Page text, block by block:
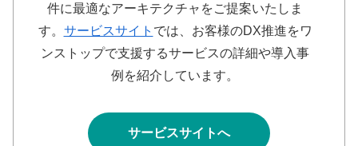
件に最適なアーキテクチャをご提案いたしま
す。 サービスサイト では、お客様のDX推進をワ
ンストップで支援するサービスの詳細や導入事
例を紹介しています。
サービスサイトへ